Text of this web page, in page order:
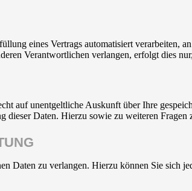
eines Vertrags automatisiert verarbeiten,
Verantwortlichen verlangen, erfolgt dies
auf unentgeltliche Auskunft über Ihre
Daten. Hierzu sowie zu weiteren Fragen
Daten zu verlangen. Hierzu können Sie sich